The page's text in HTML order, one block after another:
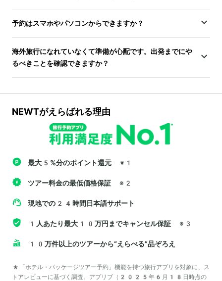
予約はスマホやパソコンからできますか？
海外旅行になれていなくて準備が心配です。出発までにや
るべきことを確認できますか？
NEWTがえらばれる理由
最大5%分のポイント還元 ※1
ツアー料金の最低価格保証 ※2
現地での24時間日本語サポート
1人あたり最大10万円までキャンセル保証 ※3
10万件以上のツアーから“えらべる”品ぞろえ
*「ホテル・パッケージツアー予約」機能を持つ旅行アプリを対象に、ス
トアレビューに基づく調査。アプリブ（2025年6月18日時点の